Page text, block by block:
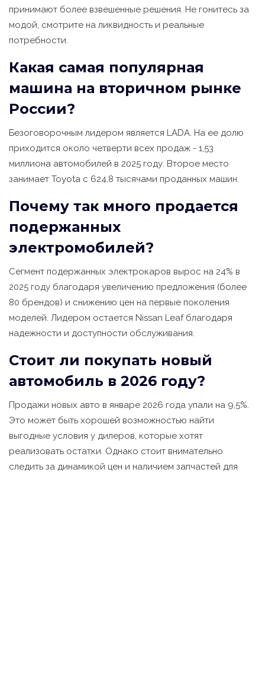
принимают более взвешенные решения. Не гонитесь за
модой, смотрите на ликвидность и реальные
потребности.
Какая самая популярная
машина на вторичном рынке
России?
Безоговорочным лидером является LADA. На ее долю
приходится около четверти всех продаж - 1,53
миллиона автомобилей в 2025 году. Второе место
занимает Toyota с 624,8 тысячами проданных машин.
Почему так много продается
подержанных
электромобилей?
Сегмент подержанных электрокаров вырос на 24% в
2025 году благодаря увеличению предложения (более
80 брендов) и снижению цен на первые поколения
моделей. Лидером остается Nissan Leaf благодаря
надежности и доступности обслуживания.
Стоит ли покупать новый
автомобиль в 2026 году?
Продажи новых авто в январе 2026 года упали на 9,5%.
Это может быть хорошей возможностью найти
выгодные условия у дилеров, которые хотят
реализовать остатки. Однако стоит внимательно
следить за динамикой цен и наличием запчастей для